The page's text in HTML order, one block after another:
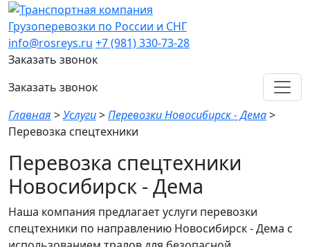
Грузоперевозки по России и СНГ
info@rosreys.ru +7 (981) 330-73-28
Заказать звонок
Заказать звонок
Главная >Услуги>Перевозки Новосибирск - Дема>
Перевозка спецтехники
Перевозка спецтехники
Новосибирск - Дема
Наша компания предлагает услуги перевозки
спецтехники по направлению Новосибирск - Дема с